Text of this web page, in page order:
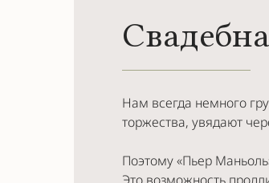
Нам всегда немного
торжества, увядают
Поэтому «Пьер